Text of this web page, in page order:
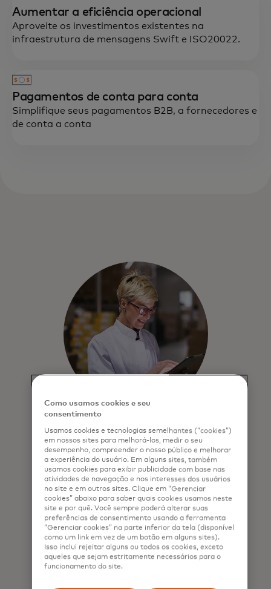
Aumentar a eficiência operacional
Aproveite os investimentos existentes na
infraestrutura de mensagens Swift e ISO20022.
Pagamentos de conta para conta
Simplifique seus pagamentos B2B, a fornecedores e
de conta a conta
Pagamentos quase em
tempo real 24 horas
Transforme os pagamentos
comerciais corporativos e os fluxos de
tesouraria intra e interempresariais,
onde a eficiência do capital de giro é
crucial.
Como usamos cookies e seu
consentimento
Usamos cookies e tecnologias semelhantes (“cookies”)
em nossos sites para melhorá-los, medir o seu
desempenho, compreender o nosso público e melhorar
a experiência do usuário. Em alguns sites, também
usamos cookies para exibir publicidade com base nas
atividades de navegação e nos interesses dos usuários
no site e em outros sites. Clique em “Gerenciar
cookies” abaixo para saber quais cookies usamos neste
site e por quê. Você sempre poderá alterar suas
preferências de consentimento usando a ferramenta
“Gerenciar cookies” na parte inferior da tela (disponível
como um link em vez de um botão em alguns sites).
Isso inclui rejeitar alguns ou todos os cookies, exceto
aqueles que sejam estritamente necessários para o
funcionamento do site.